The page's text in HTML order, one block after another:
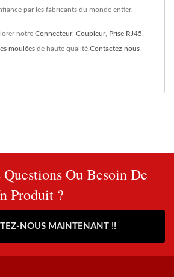
par les fabricants du monde entier.
notre Connecteur, Coupleur, Prise RJ45,
moulées de haute qualité.Contactez-nous
Ou Besoin De
Produit ?
NOUS MAINTENANT !!